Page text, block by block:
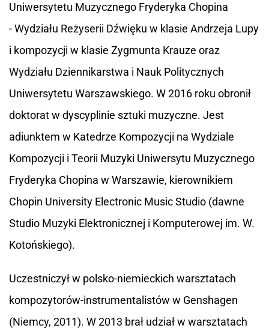
Uniwersytetu Muzycznego Fryderyka Chopina
- Wydziału Reżyserii Dźwięku w klasie Andrzeja Lupy
i kompozycji w klasie Zygmunta Krauze oraz
Wydziału Dziennikarstwa i Nauk Politycznych
Uniwersytetu Warszawskiego. W 2016 roku obronił
doktorat w dyscyplinie sztuki muzyczne. Jest
adiunktem w Katedrze Kompozycji na Wydziale
Kompozycji i Teorii Muzyki Uniwersytu Muzycznego
Fryderyka Chopina w Warszawie, kierownikiem
Chopin University Electronic Music Studio (dawne
Studio Muzyki Elektronicznej i Komputerowej im. W.
Kotońskiego).
Uczestniczył w polsko-niemieckich warsztatach
kompozytorów-instrumentalistów w Genshagen
(Niemcy, 2011). W 2013 brał udział w warsztatach